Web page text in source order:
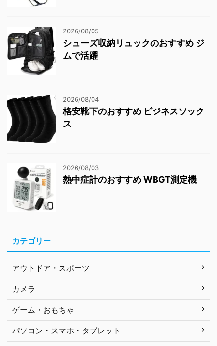
2026/08/05
シューズ収納リュックのおすすめ ジ
ムで活躍
2026/08/04
格安靴下のおすすめ ビジネスソック
ス
2026/08/03
熱中症計のおすすめ WBGT測定機
カテゴリー
アウトドア・スポーツ
カメラ
ゲーム・おもちゃ
パソコン・スマホ・タブレット